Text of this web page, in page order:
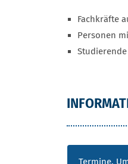
Fachkräfte
Personen
Termine,